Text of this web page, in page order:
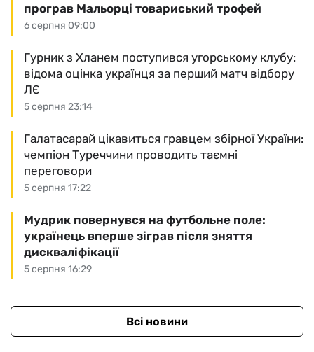
6 серпня 09:00
програв Мальорці товариський трофей
5 серпня 23:14
Гурник з Хланем поступився угорському клубу:
відома оцінка українця за перший матч відбору
ЛЄ
5 серпня 17:22
Галатасарай цікавиться гравцем збірної України:
чемпіон Туреччини проводить таємні
переговори
5 серпня 16:29
Мудрик повернувся на футбольне поле:
українець вперше зіграв після зняття
дискваліфікації
Всі новини